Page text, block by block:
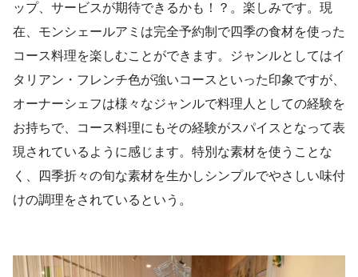
ップ、サービスが期待できるかも！？。楽しみです。現
在、モンシェールアミは完全予約制で四季の食材を使った
コース料理を楽しむことができます。ジャンルとしてはイ
タリアン・フレンチ色が強いコースといった印象ですが、
オーナーシェフは様々なジャンルで料理人としての経験を
お持ちで、コース料理にもその経験がスパイスとなって表
現されているように感じます。特別な素材を使うことな
く、四季折々の旬な素材を生かしシンプルでやさしい味付
けの調理をされているという。